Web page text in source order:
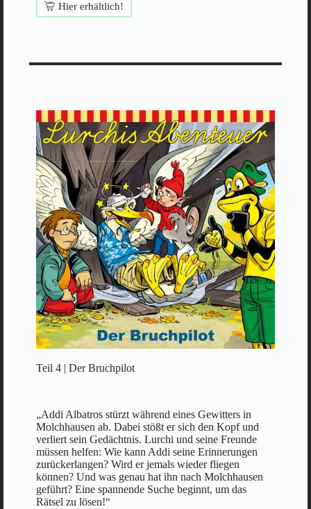
Hier erhältlich!
Teil 4 | Der Bruchpilot
„Addi Albatros stürzt während eines Gewitters in
Molchhausen ab. Dabei stößt er sich den Kopf und
verliert sein Gedächtnis. Lurchi und seine Freunde
müssen helfen: Wie kann Addi seine Erinnerungen
zurückerlangen? Wird er jemals wieder fliegen
können? Und was genau hat ihn nach Molchhausen
geführt? Eine spannende Suche beginnt, um das
Rätsel zu lösen!“